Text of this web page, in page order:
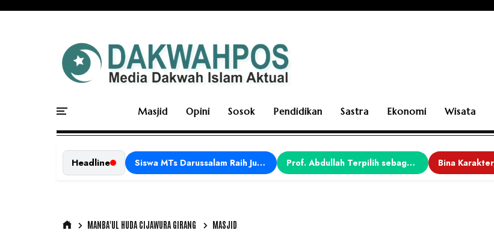
Masjid Opini Sosok Pendidikan Sastra Ekonomi Wisata
Headline Siswa MTs Darussalam Raih Juara 1 dalam Porseni Tingkat Kabupaten Ciamis Tahun 2026 Prof. Abdullah Terpilih sebagai Ketua APDII Periode 2026–2030
MANBA'UL HUDA CIJAWURA GIRANG MASJID